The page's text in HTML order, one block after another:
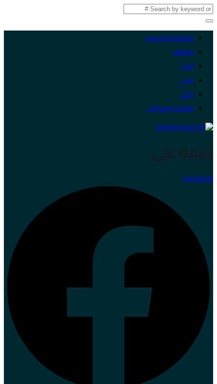
الصفحة الرئيسية
موقف
لبنان
عربي
دولي
لقاءات وحوارات
تابعنا على
Facebook